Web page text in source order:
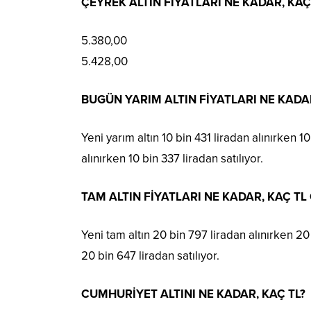
5.380,00
5.428,00
BUGÜN YARIM ALTIN FİYATLARI NE
Yeni yarım altın 10 bin 431 liradan alınırken
alınırken 10 bin 337 liradan satılıyor.
TAM ALTIN FİYATLARI NE KADAR, KAÇ TL
Yeni tam altın 20 bin 797 liradan alınırken
20 bin 647 liradan satılıyor.
CUMHURİYET ALTINI NE KADAR, KAÇ TL?